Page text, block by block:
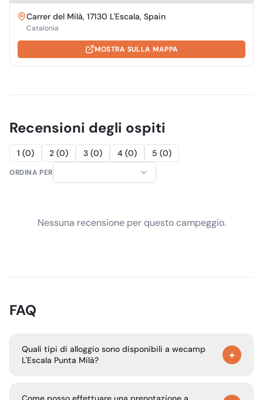
Carrer del Milà, 17130 L'Escala, Spain
Catalonia
MOSTRA SULLA MAPPA
Recensioni degli ospiti
1 (0) 2 (0) 3 (0) 4 (0) 5 (0)
ORDINA PER
Nessuna recensione per questo campeggio.
FAQ
Quali tipi di alloggio sono disponibili a wecamp
L'Escala Punta Milà?
+